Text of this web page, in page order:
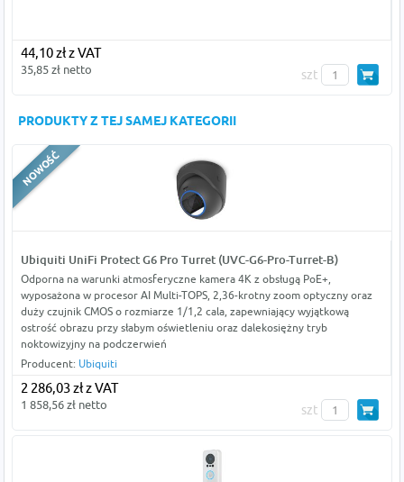
44,10 zł z VAT
35,85 zł netto szt
PRODUKTY Z TEJ SAMEJ KATEGORII
Ubiquiti UniFi Protect G6 Pro Turret (UVC-G6-Pro-Turret-B)
Odporna na warunki atmosferyczne kamera 4K z obsługą PoE+,
wyposażona w procesor AI Multi-TOPS, 2,36-krotny zoom optyczny oraz
duży czujnik CMOS o rozmiarze 1/1,2 cala, zapewniający wyjątkową
ostrość obrazu przy słabym oświetleniu oraz dalekosiężny tryb
noktowizyjny na podczerwień
Producent: Ubiquiti
2 286,03 zł z VAT
1 858,56 zł netto szt